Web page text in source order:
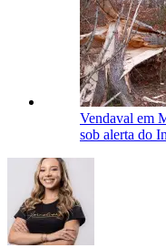
Vendaval em
sob alerta do